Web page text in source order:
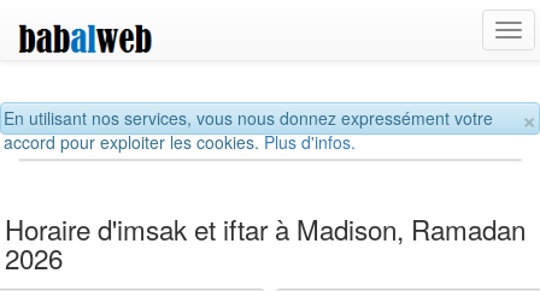
×
En utilisant nos services, vous nous donnez expressément votre
accord pour exploiter les cookies.Plus d'infos.
Horaire d'imsak et iftar à Madison, Ramadan
2026